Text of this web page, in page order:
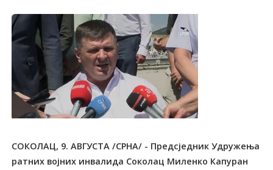
СОКОЛАЦ, 9. АВГУСТА /СРНА/ - Предсједник Удружења
ратних војних инвалида Соколац Миленко Капуран